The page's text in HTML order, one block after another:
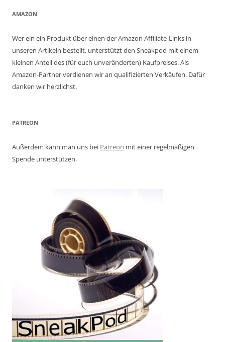
AMAZON
Wer ein ein Produkt über einen der Amazon Affiliate-Links in
unseren Artikeln bestellt, unterstützt den Sneakpod mit einem
kleinen Anteil des (für euch unveränderten) Kaufpreises. Als
Amazon-Partner verdienen wir an qualifizierten Verkäufen. Dafür
danken wir herzlichst.
PATREON
Außerdem kann man uns bei Patreon mit einer regelmäßigen
Spende unterstützen.